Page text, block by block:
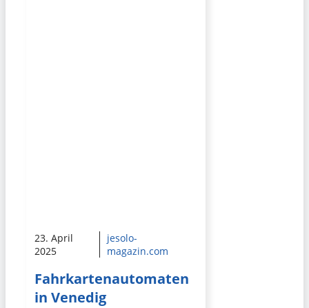
23. April
2025
jesolo-
magazin.com
Fahrkartenautomaten
in Venedig